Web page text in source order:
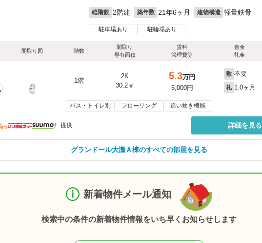
総階数 2階建 築年数 21年6ヶ月 建物構造 軽量鉄骨
駐車場あり 駐輪場あり
間取り図 階数
間取り
専有面積
賃料
管理費等
敷金
礼金
1階
2K
30.2㎡
5.3万円
5,000円
敷 不要
礼 1.0ヶ月
バス・トイレ別 フローリング 追い炊き機能
提供 詳細を見る
グランドール大瀬Ａ棟のすべての部屋を見る
新着物件メール通知
検索中の条件の新着物件情報をいち早くお知らせします